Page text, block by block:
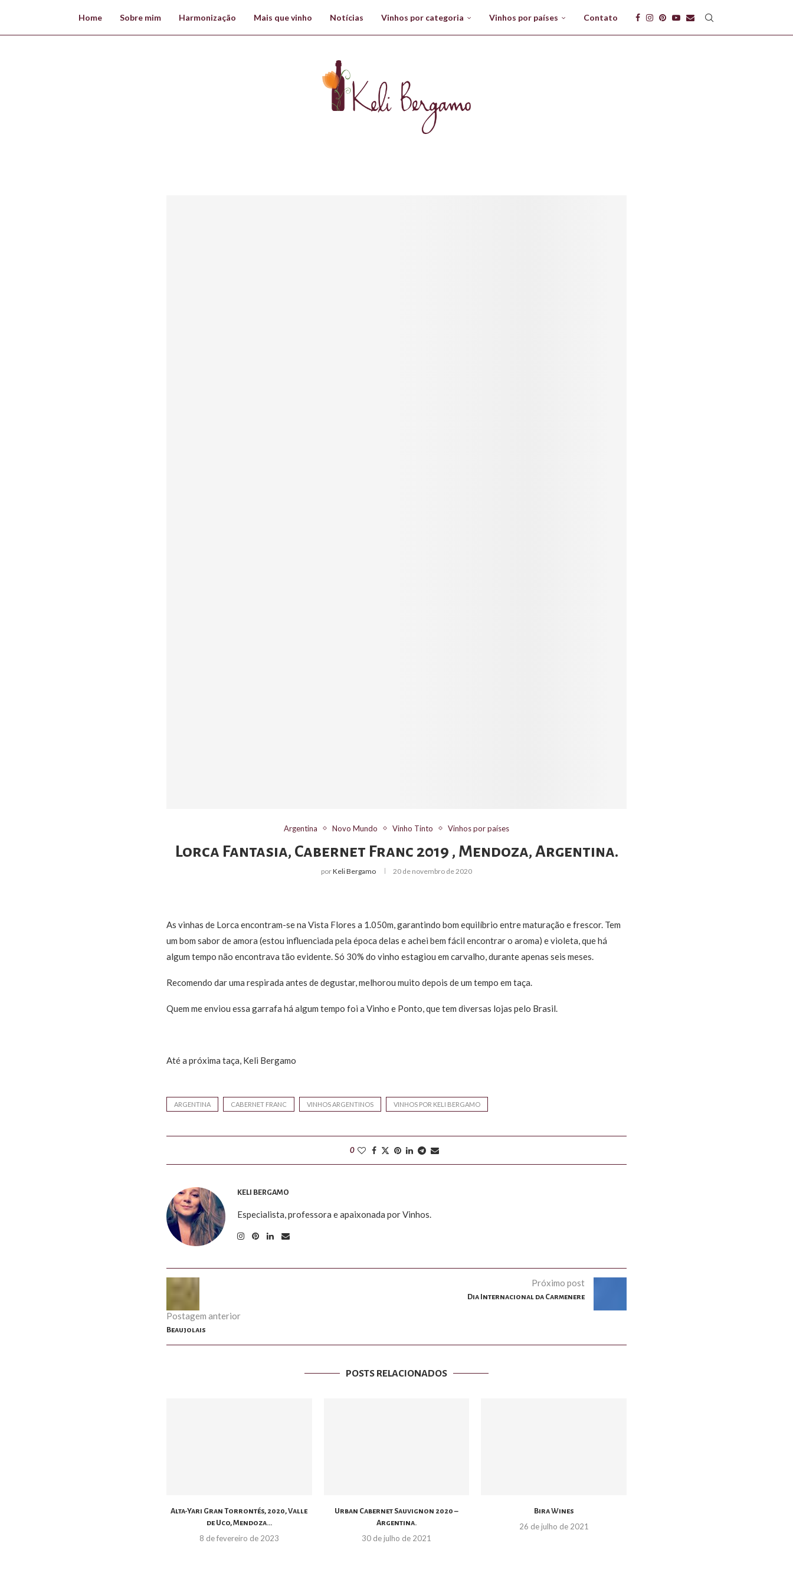
Home Sobre mim Harmonização Mais que vinho Notícias Vinhos por categoria Vinhos por países Contato
Argentina Novo Mundo Vinho Tinto Vinhos por países
Lorca Fantasia, Cabernet Franc 2019 , Mendoza, Argentina.
porKeli Bergamo 20 de novembro de 2020
As vinhas de Lorca encontram-se na Vista Flores a 1.050m, garantindo bom equilíbrio entre maturação e frescor. Tem
um bom sabor de amora (estou influenciada pela época delas e achei bem fácil encontrar o aroma) e violeta, que há
algum tempo não encontrava tão evidente. Só 30% do vinho estagiou em carvalho, durante apenas seis meses.
Recomendo dar uma respirada antes de degustar, melhorou muito depois de um tempo em taça.
Quem me enviou essa garrafa há algum tempo foi a Vinho e Ponto, que tem diversas lojas pelo Brasil.
Até a próxima taça, Keli Bergamo
ARGENTINA CABERNET FRANC VINHOS ARGENTINOS VINHOS POR KELI BERGAMO
0
KELI BERGAMO
Especialista, professora e apaixonada por Vinhos.
Postagem anterior
Beaujolais
Próximo post
Dia Internacional da Carmenere
POSTS RELACIONADOS
Alta-Yari Gran Torrontés, 2020, Valle
de Uco, Mendoza...
8 de fevereiro de 2023
Urban Cabernet Sauvignon 2020 –
Argentina.
30 de julho de 2021
Bira Wines
26 de julho de 2021